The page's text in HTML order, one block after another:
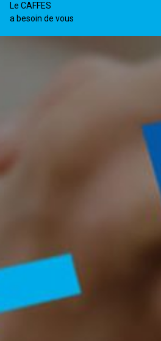
Le CAFFES
a besoin de vous